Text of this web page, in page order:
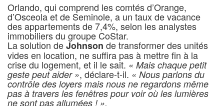
Orlando, qui comprend les comtés d’Orange,
d’Osceola et de Seminole, a un taux de vacance
des appartements de 7,4%, selon les analystes
immobiliers du groupe CoStar.
La solution deJohnson de transformer des unités
vides en location, ne suffira pas à mettre fin à la
crise du logement, et il le sait. « Mais chaque petit
geste peut aider », déclare-t-il. « Nous parlons du
contrôle des loyers mais nous ne regardons même
pas à travers les fenêtres pour voir où les lumières
ne sont pas allumées ! ».